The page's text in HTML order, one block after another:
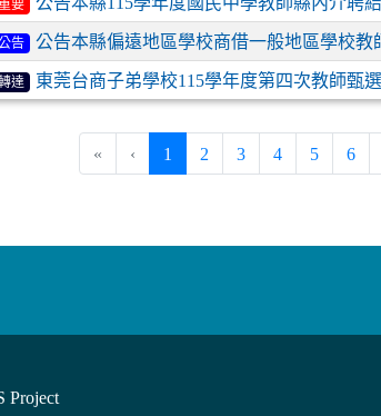
要
告 公告本縣偏遠地區學校商借一般地區學校教
達 東莞台商子弟學校115學年度第四次教師甄
« ‹ 1 (current)
2 3 4 5 6
Project